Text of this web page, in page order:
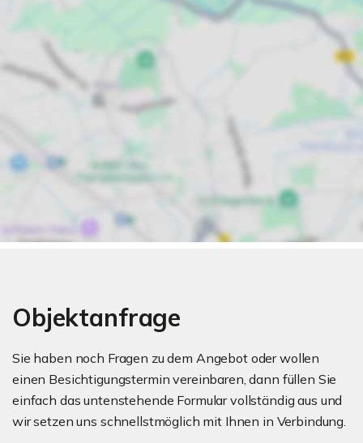
Objektanfrage
Sie haben noch Fragen zu dem Angebot oder wollen
einen Besichtigungstermin vereinbaren, dann füllen Sie
einfach das untenstehende Formular vollständig aus und
wir setzen uns schnellstmöglich mit Ihnen in Verbindung.